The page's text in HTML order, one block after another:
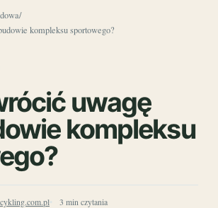
/
kompleksu sportowego?
uwagę
kompleksu
3 min czytania